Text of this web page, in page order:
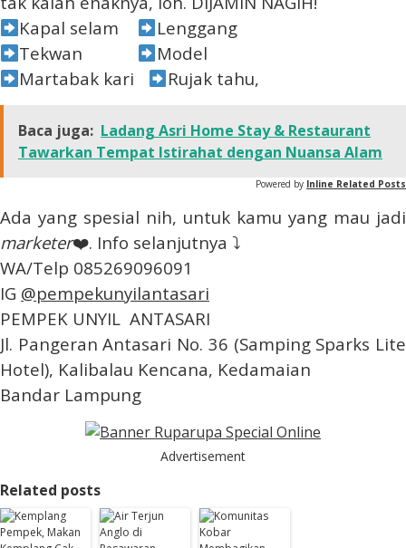
Kapal selam
Lenggang
Tekwan
Model
Martabak kari
Rujak tahu,
Baca juga: Ladang Asri Home Stay & Restaurant
Tawarkan Tempat Istirahat dengan Nuansa Alam
Powered by Inline Related Posts
Ada yang spesial nih, untuk kamu yang mau jadi
marketer❤️. Info selanjutnya ⤵️
WA/Telp 085269096091
IG @pempekunyilantasari
PEMPEK UNYIL ANTASARI
Jl. Pangeran Antasari No. 36 (Samping Sparks Lite
Hotel), Kalibalau Kencana, Kedamaian
Bandar Lampung
Advertisement
Related posts